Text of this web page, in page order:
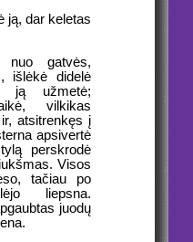
ją, dar keletas
gatvės,
išlėkė didelė
ją užmetė;
vilkikas
atsitrenkęs į
apsivertė
perskrodė
Visos
tačiau po
liepsna.
juodų